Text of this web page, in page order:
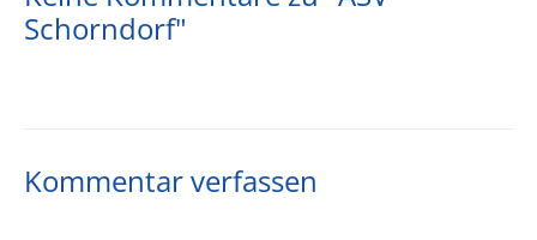
Schorndorf"
Kommentar verfassen